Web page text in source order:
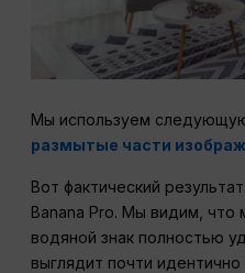
Мы используем
размытые части
Вот фактический
Banana Pro. Мы видим, что
водяной знак полностью
выглядит почти идентично